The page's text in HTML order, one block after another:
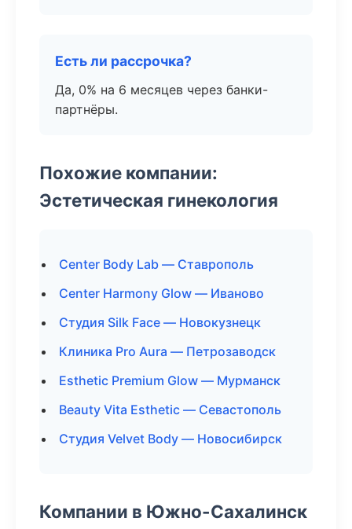
Есть ли рассрочка?
Да, 0% на 6 месяцев через банки-
партнёры.
Похожие компании:
Эстетическая гинекология
Center Body Lab — Ставрополь
Center Harmony Glow — Иваново
Студия Silk Face — Новокузнецк
Клиника Pro Aura — Петрозаводск
Esthetic Premium Glow — Мурманск
Beauty Vita Esthetic — Севастополь
Студия Velvet Body — Новосибирск
Компании в Южно-Сахалинск